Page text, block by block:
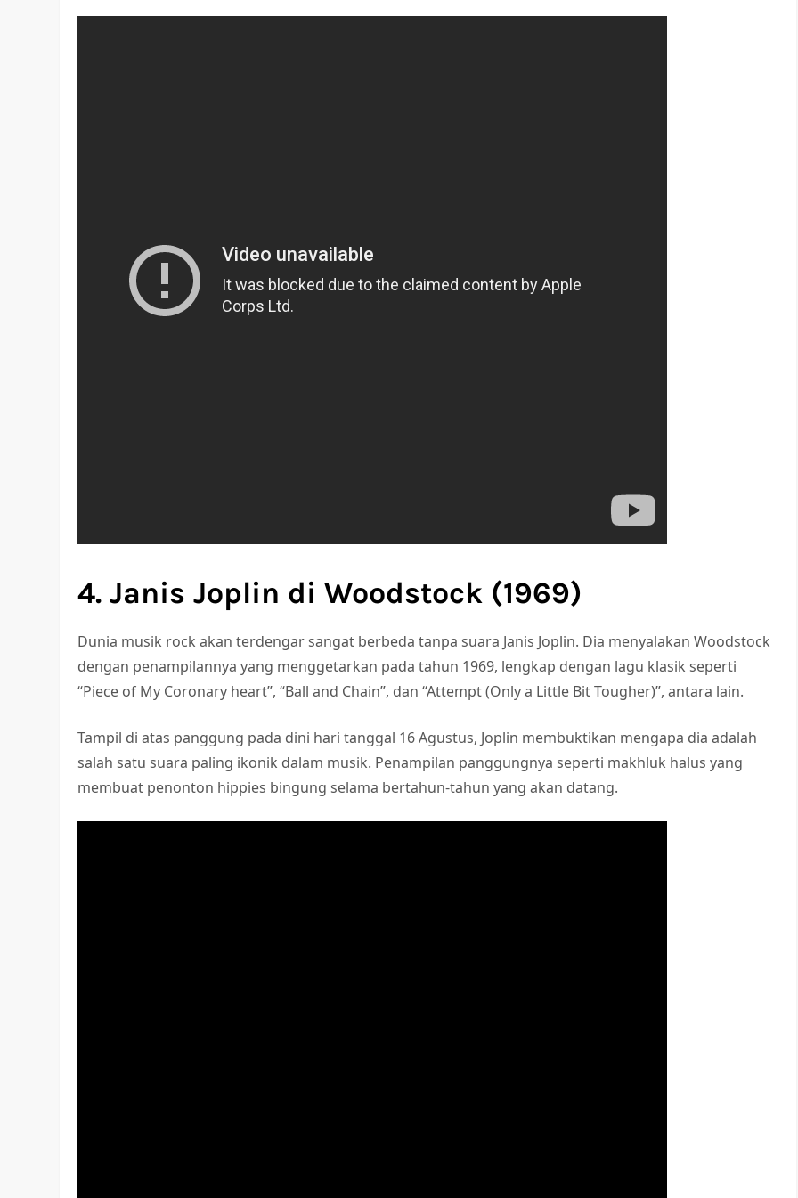
4. Janis Joplin di Woodstock (1969)
Dunia musik rock akan terdengar sangat berbeda tanpa suara Janis Joplin. Dia menyalakan Woodstock
dengan penampilannya yang menggetarkan pada tahun 1969, lengkap dengan lagu klasik seperti
“Piece of My Coronary heart”, “Ball and Chain”, dan “Attempt (Only a Little Bit Tougher)”, antara lain.
Tampil di atas panggung pada dini hari tanggal 16 Agustus, Joplin membuktikan mengapa dia adalah
salah satu suara paling ikonik dalam musik. Penampilan panggungnya seperti makhluk halus yang
membuat penonton hippies bingung selama bertahun-tahun yang akan datang.